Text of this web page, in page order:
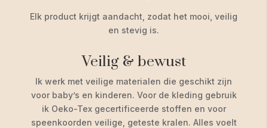
Elk product krijgt aandacht, zodat het mooi, veilig
en stevig is.
Veilig & bewust
Ik werk met veilige materialen die geschikt zijn
voor baby’s en kinderen. Voor de kleding gebruik
ik Oeko-Tex gecertificeerde stoffen en voor
speenkoorden veilige, geteste kralen. Alles voelt